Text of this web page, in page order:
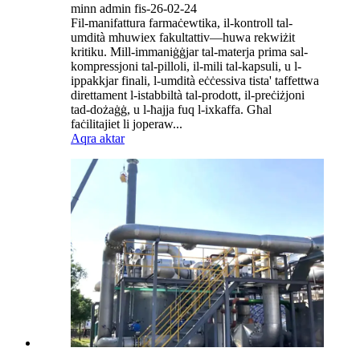
minn admin fis-26-02-24
Fil-manifattura farmaċewtika, il-kontroll tal-
umdità mhuwiex fakultattiv—huwa rekwiżit
kritiku. Mill-immaniġġjar tal-materja prima sal-
kompressjoni tal-pilloli, il-mili tal-kapsuli, u l-
ippakkjar finali, l-umdità eċċessiva tista' taffettwa
direttament l-istabbiltà tal-prodott, il-preċiżjoni
tad-dożaġġ, u l-ħajja fuq l-ixkaffa. Għal
faċilitajiet li joperaw...
Aqra aktar